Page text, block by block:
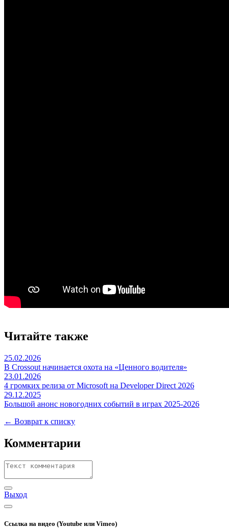
Читайте также
25.02.2026
В Crossout начинается охота на «Ценного водителя»
23.01.2026
4 громких релиза от Microsoft на Developer Direct 2026
29.12.2025
Большой анонс новогодних событий в играх 2025-2026
← Возврат к списку
Комментарии
Выход
Ссылка на видео (Youtube или Vimeo)